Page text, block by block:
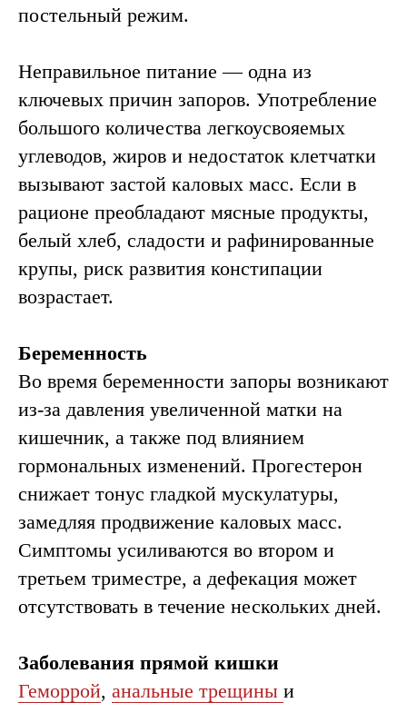
постельный режим.
Неправильное питание — одна из
ключевых причин запоров. Употребление
большого количества легкоусвояемых
углеводов, жиров и недостаток клетчатки
вызывают застой каловых масс. Если в
рационе преобладают мясные продукты,
белый хлеб, сладости и рафинированные
крупы, риск развития констипации
возрастает.
Беременность
Во время беременности запоры возникают
из-за давления увеличенной матки на
кишечник, а также под влиянием
гормональных изменений. Прогестерон
снижает тонус гладкой мускулатуры,
замедляя продвижение каловых масс.
Симптомы усиливаются во втором и
третьем триместре, а дефекация может
отсутствовать в течение нескольких дней.
Заболевания прямой кишки
Геморрой, анальные трещины и